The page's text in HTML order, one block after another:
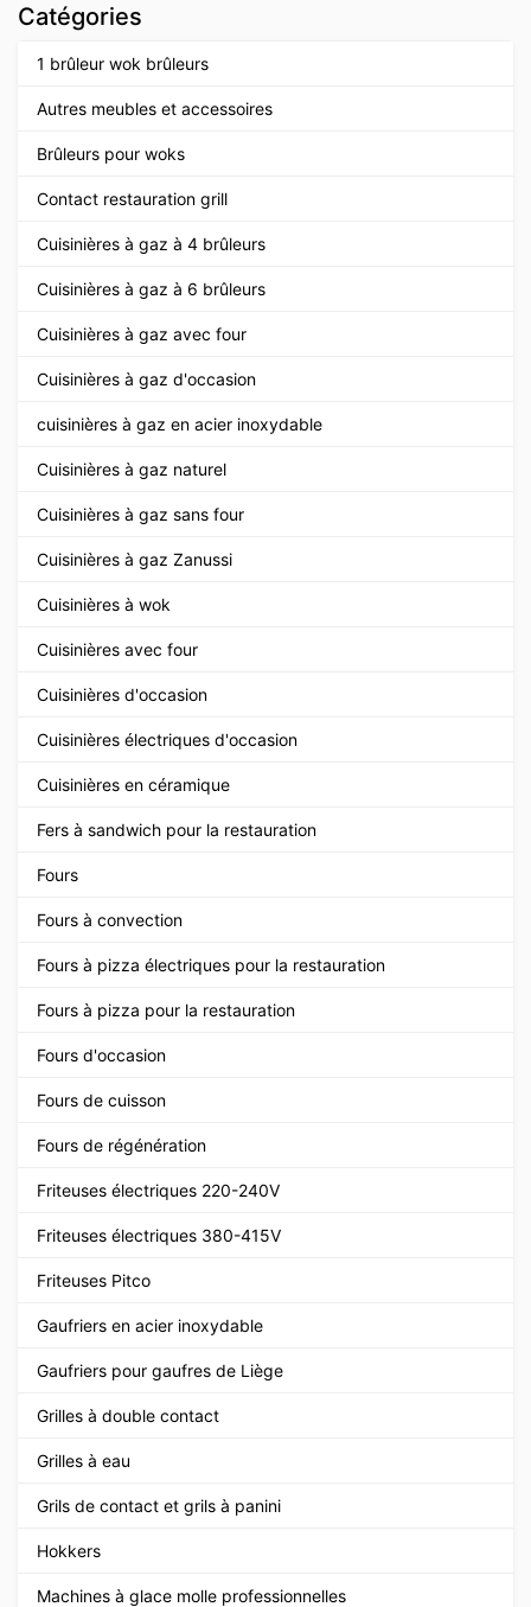
Catégories
1 brûleur wok brûleurs
Autres meubles et accessoires
Brûleurs pour woks
Contact restauration grill
Cuisinières à gaz à 4 brûleurs
Cuisinières à gaz à 6 brûleurs
Cuisinières à gaz avec four
Cuisinières à gaz d'occasion
cuisinières à gaz en acier inoxydable
Cuisinières à gaz naturel
Cuisinières à gaz sans four
Cuisinières à gaz Zanussi
Cuisinières à wok
Cuisinières avec four
Cuisinières d'occasion
Cuisinières électriques d'occasion
Cuisinières en céramique
Fers à sandwich pour la restauration
Fours
Fours à convection
Fours à pizza électriques pour la restauration
Fours à pizza pour la restauration
Fours d'occasion
Fours de cuisson
Fours de régénération
Friteuses électriques 220-240V
Friteuses électriques 380-415V
Friteuses Pitco
Gaufriers en acier inoxydable
Gaufriers pour gaufres de Liège
Grilles à double contact
Grilles à eau
Grils de contact et grils à panini
Hokkers
Machines à glace molle professionnelles